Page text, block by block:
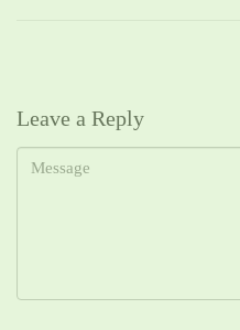
Leave a Reply